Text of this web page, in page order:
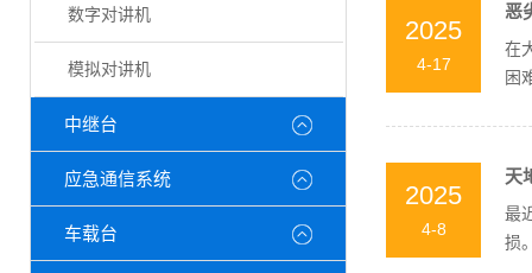
数字对讲机
模拟对讲机
中继台
应急通信系统
车载台
2025
4-17
恶
在
困
2025
4-8
天
最
损